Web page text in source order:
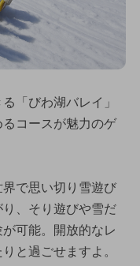
「びわ湖バレイ」
コースが魅力のゲ
で思い切り雪遊び
、そり遊びや雪だ
可能。開放的なレ
と過ごせますよ。